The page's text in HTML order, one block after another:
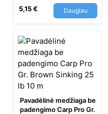
5,15€ Daugiau
Pavadėlinė medžiaga be
padengimo Carp Pro Gr.